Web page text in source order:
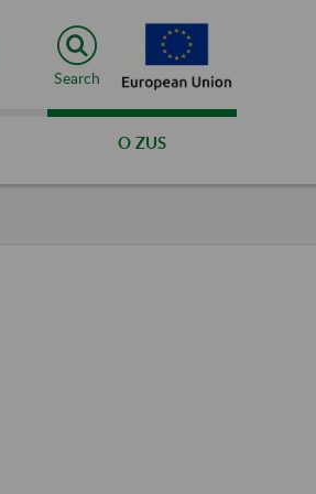
Search
O ZUS